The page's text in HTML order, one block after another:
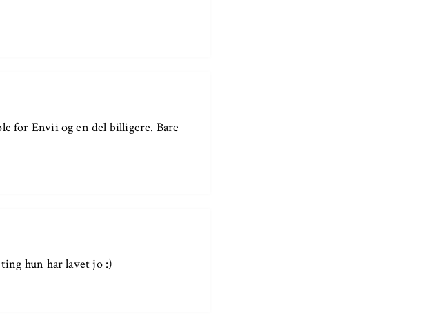
for Envii og en del billigere. Bare
hun har lavet jo :)